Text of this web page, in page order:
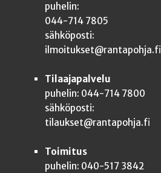
puhelin:
044-714 7805
sähköposti:
ilmoitukset@rantapohja.fi
Tilaajapalvelu
puhelin: 044-714 7800
sähköposti:
tilaukset@rantapohja.fi
Toimitus
puhelin: 040-517 3842